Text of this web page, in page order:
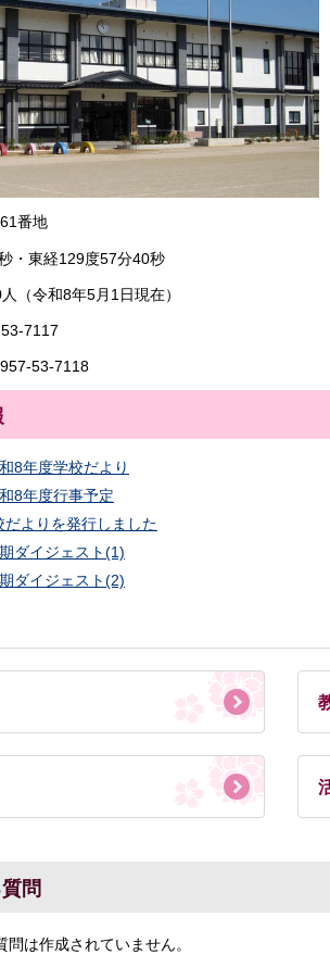
番地
・東経129度57分40秒
（令和8年5月1日現在）
7117
53-7118
8年度学校だより
8年度行事予定
だよりを発行しました
ダイジェスト(1)
ダイジェスト(2)
問
問は作成されていません。